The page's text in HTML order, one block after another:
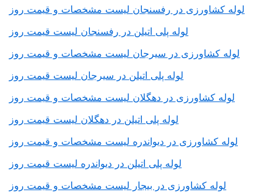
لوله کشاورزی در رفسنجان لیست مشخصات و قیمت روز
لوله پلی اتیلن در رفسنجان لیست قیمت روز
لوله کشاورزی در سیرجان لیست مشخصات و قیمت روز
لوله پلی اتیلن در سیرجان لیست قیمت روز
لوله کشاورزی در دهگلان لیست مشخصات و قیمت روز
لوله پلی اتیلن در دهگلان لیست قیمت روز
لوله کشاورزی در دیواندره لیست مشخصات و قیمت روز
لوله پلی اتیلن در دیواندره لیست قیمت روز
لوله کشاورزی در بیجار لیست مشخصات و قیمت روز